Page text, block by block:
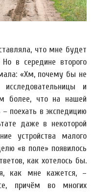
что мне будет
Но в середине второго
«Хм, почему бы не
и
более, что на нашей
поехать в экспедицию
даже в некоторой
устройства малого
«в поле» появилось
как хотелось бы.
как мне кажется, –
причём во многих